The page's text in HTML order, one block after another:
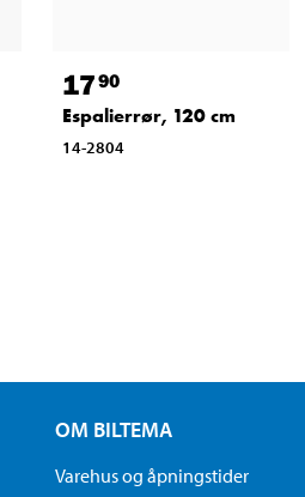
1790
Espalierrør, 120 cm
14-2804
OM BILTEMA
Varehus og åpningstider